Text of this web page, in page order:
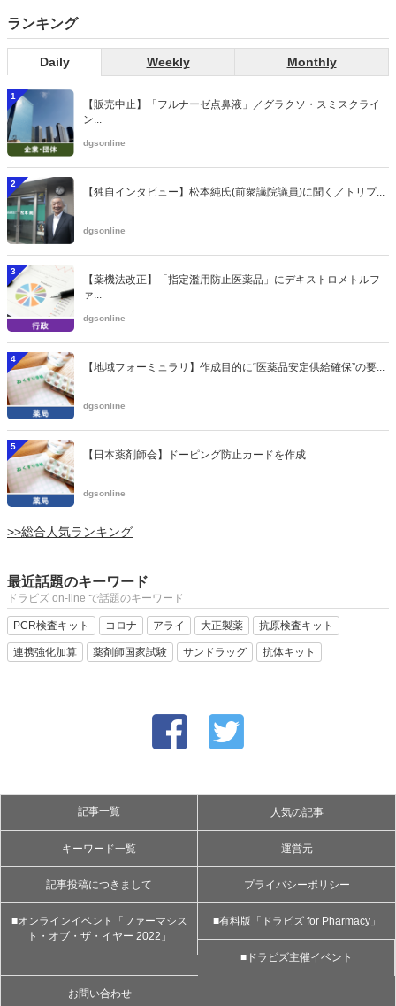
ランキング
Daily Weekly Monthly
1
【販売中止】「フルナーゼ点鼻液」／グラクソ・スミスクライ
ン...
dgsonline
2
【独自インタビュー】松本純氏(前衆議院議員)に聞く／トリプ...
dgsonline
3
【薬機法改正】「指定濫用防止医薬品」にデキストロメトルフ
ァ...
dgsonline
4
【地域フォーミュラリ】作成目的に“医薬品安定供給確保”の要...
dgsonline
5
【日本薬剤師会】ドーピング防止カードを作成
dgsonline
>>総合人気ランキング
最近話題のキーワード
ドラビズ on-line で話題のキーワード
PCR検査キット コロナ アライ 大正製薬 抗原検査キット
連携強化加算 薬剤師国家試験 サンドラッグ 抗体キット
記事一覧 人気の記事
キーワード一覧 運営元
記事投稿につきまして プライバシーポリシー
■オンラインイベント「ファーマシス
ト・オブ・ザ・イヤー 2022」
■有料版「ドラビズ for Pharmacy」
■ドラビズ主催イベント
お問い合わせ